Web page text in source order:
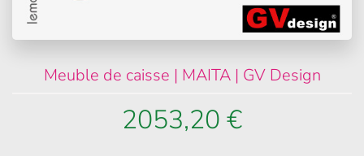
Meuble de caisse | MAITA | GV Design
2053,20 €